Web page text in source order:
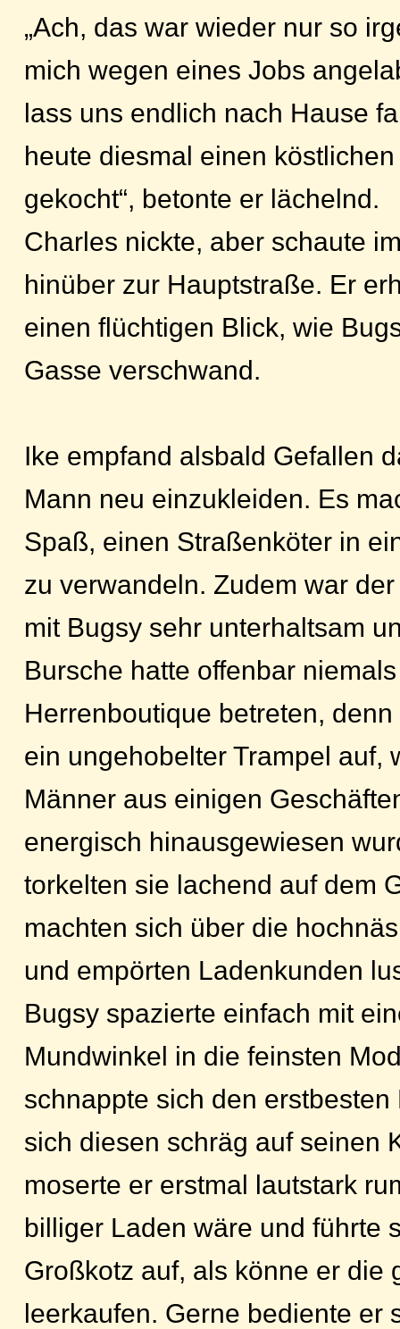
„Ach, das war wieder nur so
mich wegen eines Jobs
lass uns endlich nach Hause
heute diesmal einen
gekocht“, betonte er lächelnd.
Charles nickte, aber schaute
hinüber zur Hauptstraße. Er
einen flüchtigen Blick, wie
Gasse verschwand.
Ike empfand alsbald Gefallen
Mann neu einzukleiden. Es
Spaß, einen Straßenköter in
zu verwandeln. Zudem war
mit Bugsy sehr unterhaltsam
Bursche hatte offenbar
Herrenboutique betreten,
ein ungehobelter Trampel auf,
Männer aus einigen
energisch hinausgewiesen
torkelten sie lachend auf dem
machten sich über die
und empörten Ladenkunden
Bugsy spazierte einfach mit
Mundwinkel in die feinsten
schnappte sich den
sich diesen schräg auf seinen
moserte er erstmal lautstark
billiger Laden wäre und führte
Großkotz auf, als könne er die
leerkaufen. Gerne bediente er